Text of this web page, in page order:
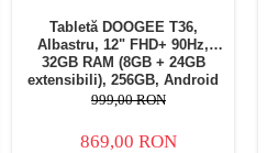
Tabletă DOOGEE T36,
Albastru, 12" FHD+ 90Hz,
32GB RAM (8GB + 24GB
extensibili), 256GB, Android
15, 8800mAh, Dual SIM
999,00 RON
869,00 RON